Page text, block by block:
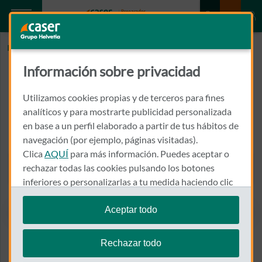
Inicio BELTRAN ARMADA, JOSE RAMON
BELTRAN ARMADA, JOSE
RAMON
CALLE VALLE DE LA BALLESTERA, 59, H. 9 DE OCTUBRE
46015 - VALENCIA
963 179 200
Llamar a BELTRAN
Ver el mapa en Google Maps
Información sobre privacidad
Utilizamos cookies propias y de terceros para fines
analíticos y para mostrarte publicidad personalizada
en base a un perfil elaborado a partir de tus hábitos de
navegación (por ejemplo, páginas visitadas).
Clica AQUÍ para más información. Puedes aceptar o
rechazar todas las cookies pulsando los botones
inferiores o personalizarlas a tu medida haciendo clic
en"configurar cookies".
Te recordamos que puedes modificar tus ajustes de
cookies en cualquier momento en la sección
Aceptar todo
Rechazar todo